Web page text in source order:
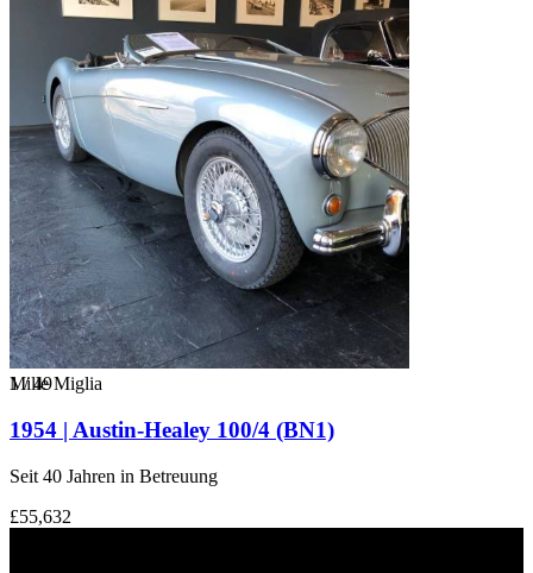
1/49
Mille Miglia
1954 | Austin-Healey 100/4 (BN1)
Seit 40 Jahren in Betreuung
£55,632